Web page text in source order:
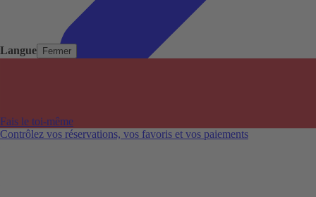
Langue Fermer
Fais le toi-même
Contrôlez vos réservations, vos favoris et vos paiements
Aéroports populaires
Villes populaires
Australie